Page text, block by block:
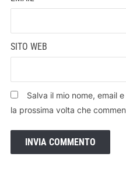
SITO WEB
Salva il mio nome, email
la prossima volta che